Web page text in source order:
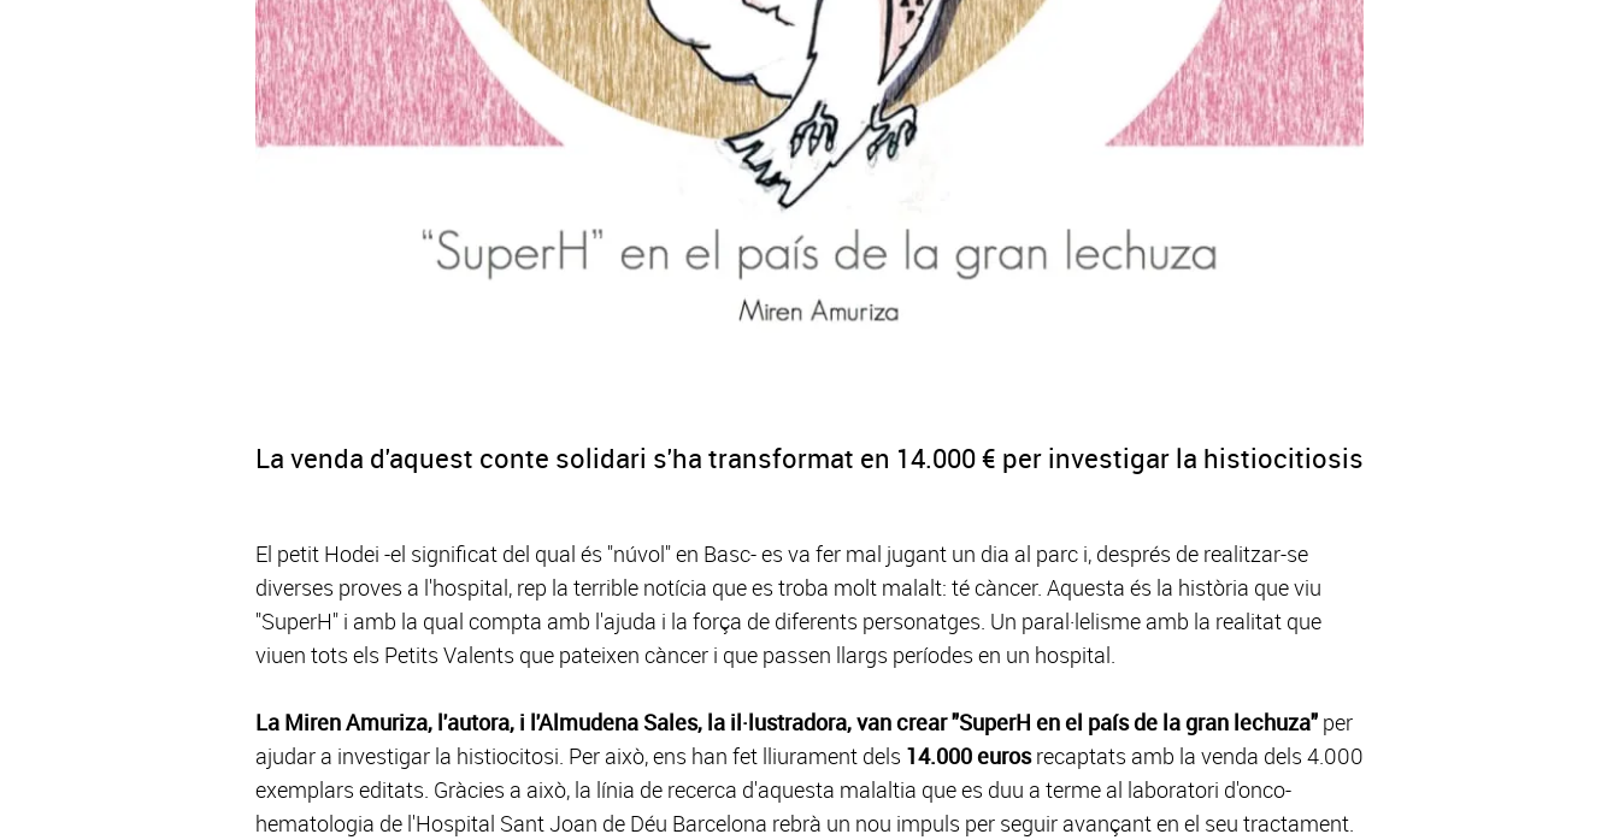
La venda d'aquest conte solidari s'ha transformat en 14.000 € per investigar la histiocitiosis
El petit Hodei -el significat del qual és "núvol" en Basc- es va fer mal jugant un dia al parc i, després de realitzar-se
diverses proves a l'hospital, rep la terrible notícia que es troba molt malalt: té càncer. Aquesta és la història que viu
"SuperH" i amb la qual compta amb l'ajuda i la força de diferents personatges. Un paral·lelisme amb la realitat que
viuen tots els Petits Valents que pateixen càncer i que passen llargs períodes en un hospital.
La Miren Amuriza, l'autora, i l'Almudena Sales, la il·lustradora, van crear "SuperH en el país de la gran lechuza" per
ajudar a investigar la histiocitosi. Per això, ens han fet lliurament dels 14.000 eurosrecaptats amb la venda dels 4.000
exemplars editats. Gràcies a això, la línia de recerca d'aquesta malaltia que es duu a terme al laboratori d'onco-
hematologia de l'Hospital Sant Joan de Déu Barcelona rebrà un nou impuls per seguir avançant en el seu tractament.